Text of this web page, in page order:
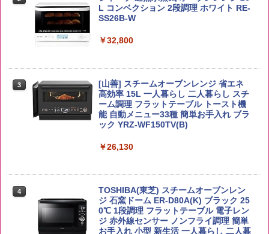
￥2,680
野沢農産 無洗米 青い流るる コシヒカリ
5kg 長野県産 令和7年産
￥3,980
￥3,396
イボール 大容量
3
角ハイボール 350ml×24本 サントリー ウ
イスキー ハイボール 缶
￥4,927
容量 4リットル
￥4,274
ーリングストック 大人買い おやつカン
パニー
￥1,288
3
国分 tabete だし麺 千葉県産はまぐりだ
し 塩らーめん 108g×10袋 保存食 備蓄
￥2,323
らに塩分控えめ 78g×12個
￥3,248
L コンベクション 2段調理 ホワイト RE-
SS26B-W
￥32,800
3
[山善] スチームオーブンレンジ 省エネ
高効率 15L 一人暮らし 二人暮らし スチ
ーム調理 フラットテーブル トースト機
能 自動メニュー33種 簡単お手入れ ブラ
ック YRZ-WF150TV(B)
￥26,130
4
TOSHIBA(東芝) スチームオーブンレン
ジ 石窯ドーム ER-D80A(K) ブラック 25
0℃ 1段調理 フラットテーブル 電子レン
ジ 赤外線センサー ノンフライ調理 簡単
お手入れ 小型 新生活 一人暮らし 二人暮